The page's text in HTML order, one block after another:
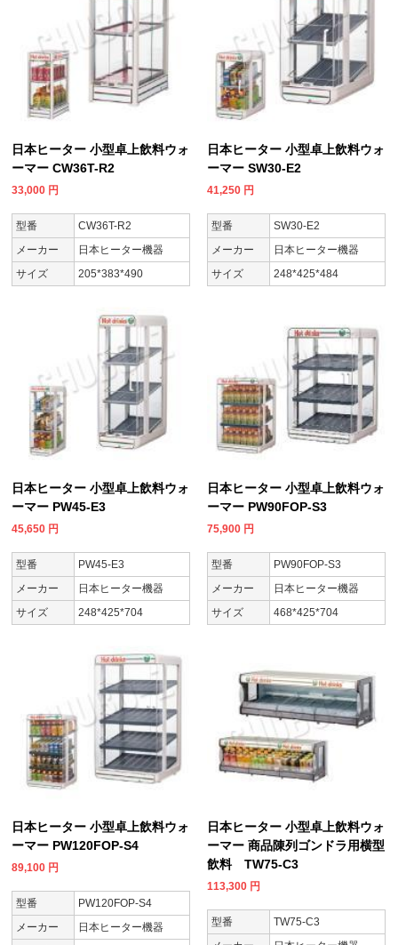
日本ヒーター 小型卓上飲料ウォ
ーマー CW36T-R2
33,000 円
型番
CW36T-R2
メーカー
日本ヒーター機器
サイズ
205*383*490
日本ヒーター 小型卓上飲料ウォ
ーマー SW30-E2
41,250 円
型番
SW30-E2
メーカー
日本ヒーター機器
サイズ
248*425*484
日本ヒーター 小型卓上飲料ウォ
ーマー PW45-E3
45,650 円
型番
PW45-E3
メーカー
日本ヒーター機器
サイズ
248*425*704
日本ヒーター 小型卓上飲料ウォ
ーマー PW90FOP-S3
75,900 円
型番
PW90FOP-S3
メーカー
日本ヒーター機器
サイズ
468*425*704
日本ヒーター 小型卓上飲料ウォ
ーマー PW120FOP-S4
89,100 円
型番
PW120FOP-S4
メーカー
日本ヒーター機器
日本ヒーター 小型卓上飲料ウォ
ーマー 商品陳列ゴンドラ用横型
飲料 TW75-C3
113,300 円
型番
TW75-C3